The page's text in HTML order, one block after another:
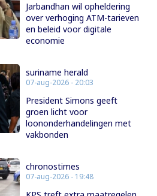
Jarbandhan wil opheldering
over verhoging ATM-tarieven
en beleid voor digitale
economie
suriname herald
07-aug-2026 - 20:03
President Simons geeft
groen licht voor
loononderhandelingen met
vakbonden
chronostimes
07-aug-2026 - 19:48